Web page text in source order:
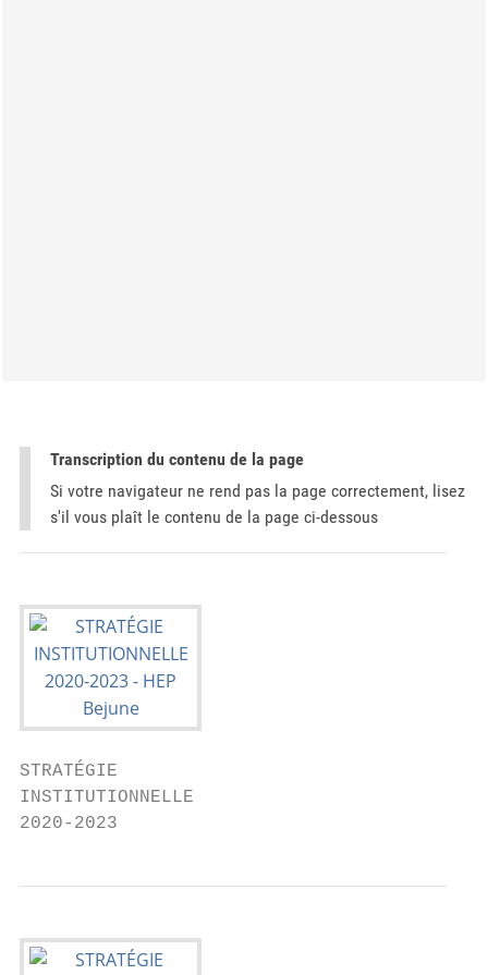
Transcription du contenu de la page
Si votre navigateur ne rend pas la page correctement, lisez
s'il vous plaît le contenu de la page ci-dessous
STRATÉGIE
INSTITUTIONNELLE
2020-2023